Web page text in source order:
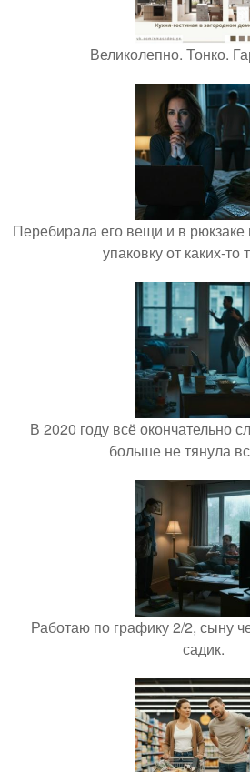
Великолепно. Тонко.
Перебирала его вещи и в рюкзаке
упаковку от каких-то
В 2020 году всё окончательно
больше не тянула
Работаю по графику 2/2, сыну
садик.